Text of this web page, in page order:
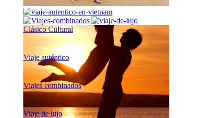
Clásico Cultural
Viaje auténtico
Viajes combinados
Viaje de lujo